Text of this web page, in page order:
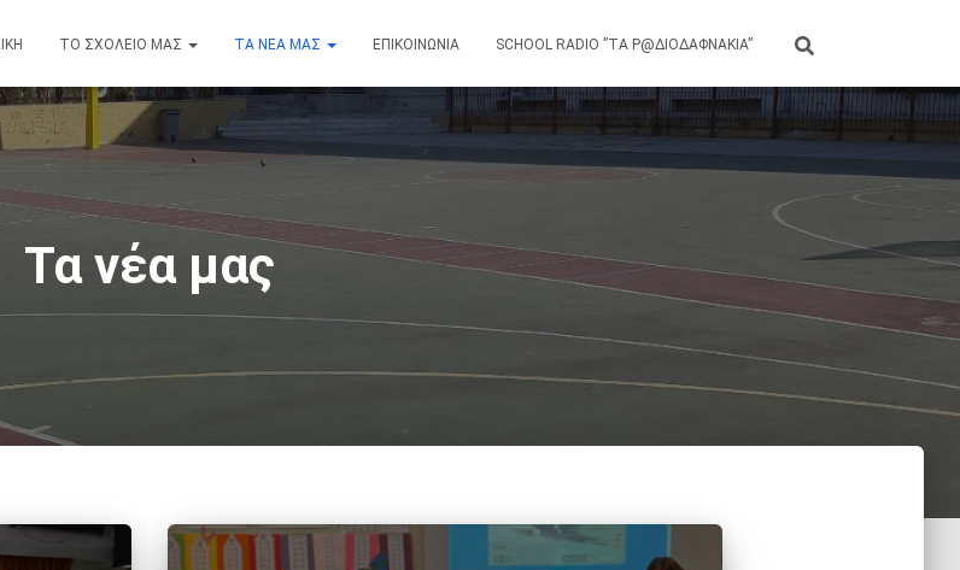
ΤΟ ΣΧΟΛΕΊΟ ΜΑΣ ΤΑ ΝΈΑ ΜΑΣ ΕΠΙΚΟΙΝΩΝΊΑ SCHOOL RADIO ”ΤΑ Ρ@ΔΙΟΔΑΦΝΆΚΙΑ”
Τα νέα μας